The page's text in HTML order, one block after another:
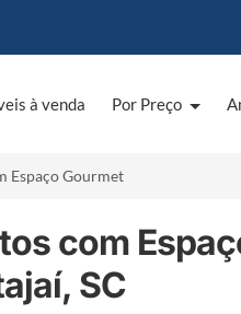
à venda Por Preço
Espaço Gourmet
com
SC